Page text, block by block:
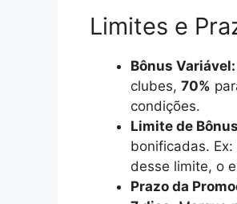
Limites e
Bônus Variável:
clubes, 70%
condições.
Limite de
bonificadas.
desse limite, o
Prazo da